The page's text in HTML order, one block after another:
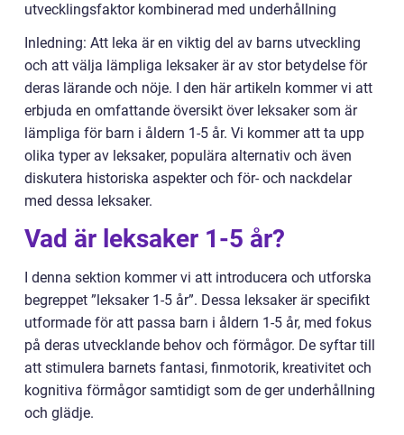
utvecklingsfaktor kombinerad med underhållning
Inledning: Att leka är en viktig del av barns utveckling
och att välja lämpliga leksaker är av stor betydelse för
deras lärande och nöje. I den här artikeln kommer vi att
erbjuda en omfattande översikt över leksaker som är
lämpliga för barn i åldern 1-5 år. Vi kommer att ta upp
olika typer av leksaker, populära alternativ och även
diskutera historiska aspekter och för- och nackdelar
med dessa leksaker.
Vad är leksaker 1-5 år?
I denna sektion kommer vi att introducera och utforska
begreppet ”leksaker 1-5 år”. Dessa leksaker är specifikt
utformade för att passa barn i åldern 1-5 år, med fokus
på deras utvecklande behov och förmågor. De syftar till
att stimulera barnets fantasi, finmotorik, kreativitet och
kognitiva förmågor samtidigt som de ger underhållning
och glädje.